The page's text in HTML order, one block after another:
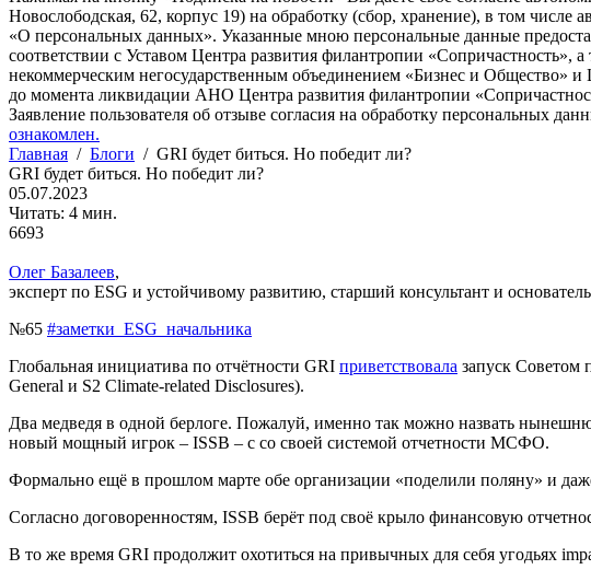
Новослободская, 62, корпус 19) на обработку (сбор, хранение), в том
«О персональных данных». Указанные мною персональные данные
соответствии с Уставом Центра развития филантропии
некоммерческим негосударственным объединением «Бизнес и Общество»
до момента ликвидации АНО Центра развития филантропии
Заявление пользователя об отзыве согласия на обработку персональных
ознакомлен.
Главная / Блоги / GRI будет биться. Но победит ли?
GRI будет биться. Но победит ли?
05.07.2023
Читать: 4 мин.
6693
Олег Базалеев,
эксперт по ESG и устойчивому развитию, старший консультант и
№65 #заметки_ESG_начальника
Глобальная инициатива по отчётности GRI приветствовала запуск Советом
General и S2 Climate-related Disclosures).
Два медведя в одной берлоге. Пожалуй, именно так можно назвать
новый мощный игрок – ISSB – с со своей системой отчетности МСФО.
Формально ещё в прошлом марте обе организации «поделили поляну» и
Согласно договоренностям, ISSB берёт под своё крыло финансовую
В то же время GRI продолжит охотиться на привычных для себя угодьях